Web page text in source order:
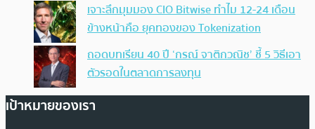
เจาะลึกมุมมอง CIO Bitwise ทำไม 12-24 เดือน
ข้างหน้าคือ ยุคทองของ Tokenization
ถอดบทเรียน 40 ปี ‘กรณ์ จาติกวณิช’ ชี้ 5 วิธีเอา
ตัวรอดในตลาดการลงทุน
เป้าหมายของเรา